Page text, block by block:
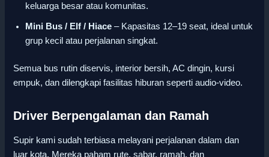
keluarga besar atau komunitas.
Mini Bus / Elf / Hiace – Kapasitas 12–19 seat, ideal untuk
grup kecil atau perjalanan singkat.
Semua bus rutin diservis, interior bersih, AC dingin, kursi
empuk, dan dilengkapi fasilitas hiburan seperti audio-video.
Driver Berpengalaman dan Ramah
Supir kami sudah terbiasa melayani perjalanan dalam dan
luar kota. Mereka paham rute, sabar, ramah, dan